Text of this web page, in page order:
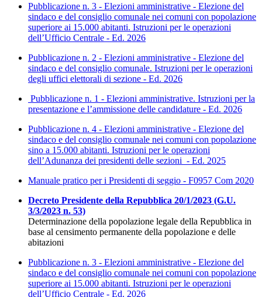
Pubblicazione n. 3 - Elezioni amministrative - Elezione del
sindaco e del consiglio comunale nei comuni con popolazione
superiore ai 15.000 abitanti. Istruzioni per le operazioni
dell’Ufficio Centrale - Ed. 2026
Pubblicazione n. 2 - Elezioni amministrative - Elezione del
sindaco e del consiglio comunale. Istruzioni per le operazioni
degli uffici elettorali di sezione - Ed. 2026
Pubblicazione n. 1 - Elezioni amministrative. Istruzioni per la
presentazione e l’ammissione delle candidature - Ed. 2026
Pubblicazione n. 4 - Elezioni amministrative - Elezione del
sindaco e del consiglio comunale nei comuni con popolazione
sino a 15.000 abitanti. Istruzioni per le operazioni
dell’Adunanza dei presidenti delle sezioni - Ed. 2025
Manuale pratico per i Presidenti di seggio - F0957 Com 2020
Decreto Presidente della Repubblica 20/1/2023 (G.U.
3/3/2023 n. 53)
Determinazione della popolazione legale della Repubblica in
base al censimento permanente della popolazione e delle
abitazioni
Pubblicazione n. 3 - Elezioni amministrative - Elezione del
sindaco e del consiglio comunale nei comuni con popolazione
superiore ai 15.000 abitanti. Istruzioni per le operazioni
dell’Ufficio Centrale - Ed. 2026